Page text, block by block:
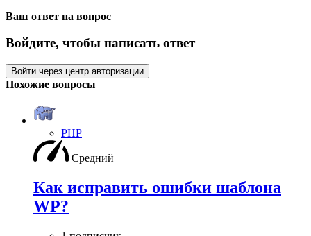
Ваш ответ на вопрос
Войдите, чтобы написать ответ
Войти через центр авторизации
Похожие вопросы
PHP
Средний
Как исправить ошибки шаблона
WP?